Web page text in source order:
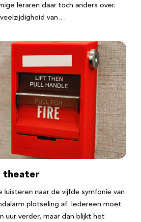
leraren daar toch anders over.
van…
theater
luisteren naar de vijfde symfonie van
plotseling af. Iedereen moet
uur verder, maar dan blijkt het